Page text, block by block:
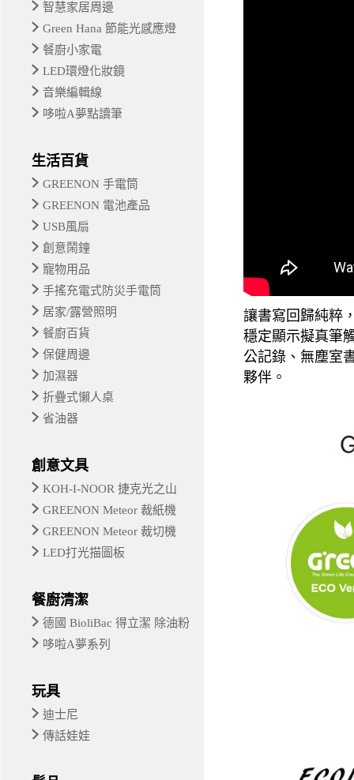
智慧家居周邊
Green Hana 節能光感應燈
餐廚小家電
LED環燈化妝鏡
音樂編輯線
哆啦A夢點讀筆
生活百貨
GREENON 手電筒
GREENON 電池產品
USB風扇
創意鬧鐘
寵物用品
手搖充電式防災手電筒
居家/露營照明
餐廚百貨
保健周邊
加濕器
折疊式懶人桌
省油器
創意文具
KOH-I-NOOR 捷克光之山
GREENON Meteor 裁紙機
GREENON Meteor 裁切機
LED打光描圖板
餐廚清潔
德國 BioliBac 得立潔 除油粉
哆啦A夢系列
玩具
迪士尼
傳話娃娃
讓書寫回歸純粹
穩定顯示擬真筆
公記錄、無塵室
夥伴。